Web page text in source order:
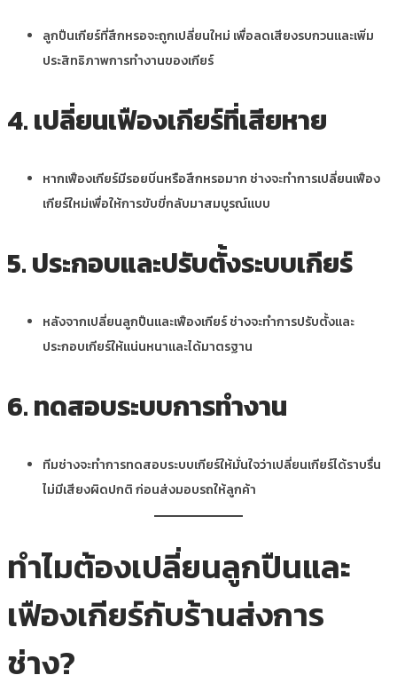
ลูกปืนเกียร์ที่สึกหรอจะถูกเปลี่ยนใหม่ เพื่อลดเสียงรบกวนและเพิ่ม
ประสิทธิภาพการทำงานของเกียร์
4. เปลี่ยนเฟืองเกียร์ที่เสียหาย
หากเฟืองเกียร์มีรอยบิ่นหรือสึกหรอมาก ช่างจะทำการเปลี่ยนเฟือง
เกียร์ใหม่เพื่อให้การขับขี่กลับมาสมบูรณ์แบบ
5. ประกอบและปรับตั้งระบบเกียร์
หลังจากเปลี่ยนลูกปืนและเฟืองเกียร์ ช่างจะทำการปรับตั้งและ
ประกอบเกียร์ให้แน่นหนาและได้มาตรฐาน
6. ทดสอบระบบการทำงาน
ทีมช่างจะทำการทดสอบระบบเกียร์ให้มั่นใจว่าเปลี่ยนเกียร์ได้ราบรื่น
ไม่มีเสียงผิดปกติ ก่อนส่งมอบรถให้ลูกค้า
ทำไมต้องเปลี่ยนลูกปืนและ
เฟืองเกียร์กับร้านส่งการ
ช่าง?